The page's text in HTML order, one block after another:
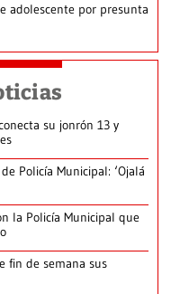
adolescente por presunta
su jonrón 13 y
Policía Municipal: ‘Ojalá
la Policía Municipal que
fin de semana sus